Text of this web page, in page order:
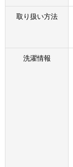
取り扱い方法
洗濯情報